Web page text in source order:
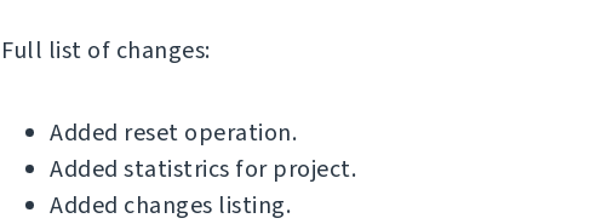
Full list of changes:
Added reset operation.
Added statistrics for project.
Added changes listing.